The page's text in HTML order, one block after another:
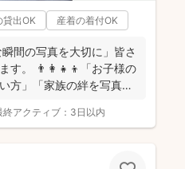
貸出OK 産着の着付OK
間の写真を大切に」皆さ
す。 👨‍👩‍👧‍👦「お子様の
方」「家族の絆を写真に
終アクティブ： 3日以内